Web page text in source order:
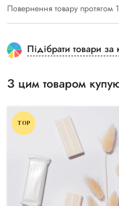
Повернення товару протягом
Підібрати товари
З цим товаром
TOP